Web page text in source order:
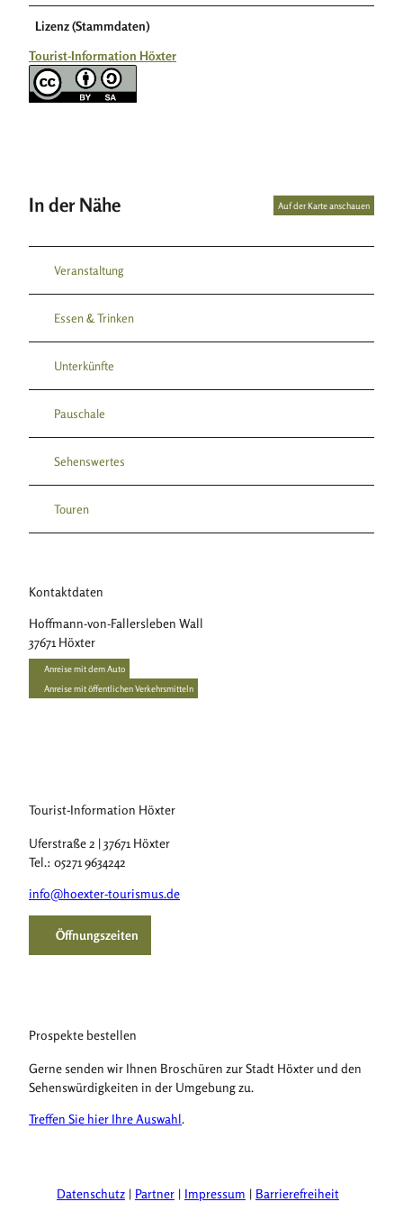
Lizenz (Stammdaten)
Tourist-Information Höxter
In der Nähe Auf der Karte anschauen
Veranstaltung
Essen & Trinken
Unterkünfte
Pauschale
Sehenswertes
Touren
Kontaktdaten
Hoffmann-von-Fallersleben Wall
37671 Höxter
Anreise mit dem Auto
Anreise mit öffentlichen Verkehrsmitteln
Tourist-Information Höxter
Uferstraße 2 | 37671 Höxter
Tel.: 05271 9634242
info@hoexter-tourismus.de
Öffnungszeiten
Prospekte bestellen
Gerne senden wir Ihnen Broschüren zur Stadt Höxter und den
Sehenswürdigkeiten in der Umgebung zu.
Treffen Sie hier Ihre Auswahl.
Datenschutz Partner Impressum Barrierefreiheit